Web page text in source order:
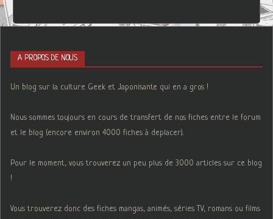
A PROPOS DE NOUS
Un blog sur la culture Geek et Japonisante qui en a gros !
Nous sommes toujours en cours de transfert de nos fiches entre le forum
et le blog (encore environ 4000 fiches à deplacer).
Pour le moment, vous trouverez un peu plus de 3000 articles sur ce blog
!
Vous trouverez donc des fiches mangas, animés, séries TV, romans ou films